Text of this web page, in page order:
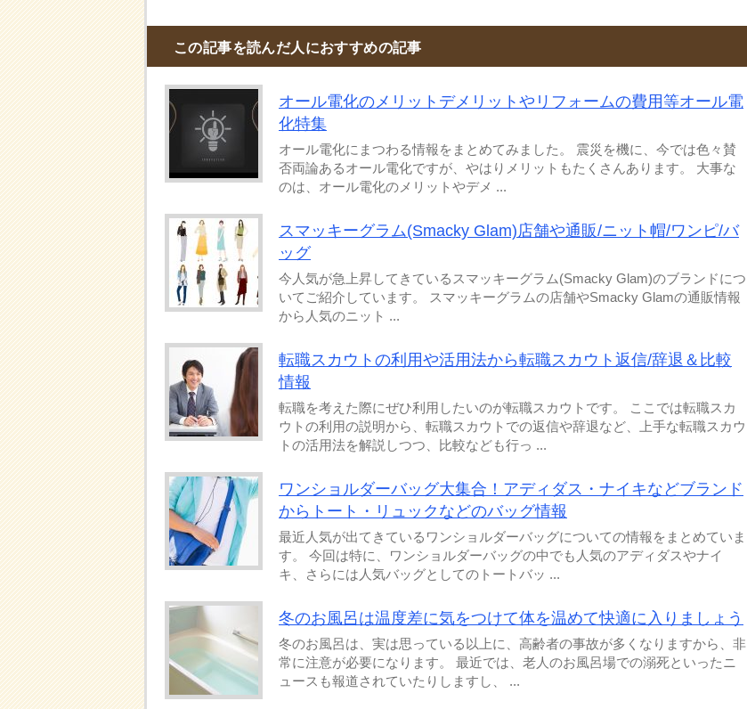
この記事を読んだ人におすすめの記事
オール電化のメリットデメリットやリフォームの費用等オール電
化特集
オール電化にまつわる情報をまとめてみました。 震災を機に、今では色々賛
否両論あるオール電化ですが、やはりメリットもたくさんあります。 大事な
のは、オール電化のメリットやデメ ...
スマッキーグラム(Smacky Glam)店舗や通販/ニット帽/ワンピ/バ
ッグ
今人気が急上昇してきているスマッキーグラム(Smacky Glam)のブランドにつ
いてご紹介しています。 スマッキーグラムの店舗やSmacky Glamの通販情報
から人気のニット ...
転職スカウトの利用や活用法から転職スカウト返信/辞退＆比較
情報
転職を考えた際にぜひ利用したいのが転職スカウトです。 ここでは転職スカ
ウトの利用の説明から、転職スカウトでの返信や辞退など、上手な転職スカウ
トの活用法を解説しつつ、比較なども行っ ...
ワンショルダーバッグ大集合！アディダス・ナイキなどブランド
からトート・リュックなどのバッグ情報
最近人気が出てきているワンショルダーバッグについての情報をまとめていま
す。 今回は特に、ワンショルダーバッグの中でも人気のアディダスやナイ
キ、さらには人気バッグとしてのトートバッ ...
冬のお風呂は温度差に気をつけて体を温めて快適に入りましょう
冬のお風呂は、実は思っている以上に、高齢者の事故が多くなりますから、非
常に注意が必要になります。 最近では、老人のお風呂場での溺死といったニ
ュースも報道されていたりしますし、 ...